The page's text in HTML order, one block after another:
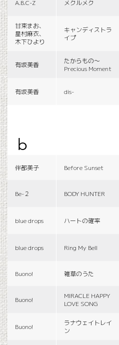
A.B.C-Z メクルメク
甘束まお、
星村麻衣、
木下ひより
キャンディストラ
イプ
有坂美香
たからもの〜
Precious Moment
有坂美香 dis-
b
伴都美子 Before Sunset
Be-２ BODY HUNTER
blue drops ハートの確率
blue drops Ring My Bell
Buono! 雑草のうた
Buono!
MIRACLE HAPPY
LOVE SONG
Buono!
ラナウェイトレイ
ン